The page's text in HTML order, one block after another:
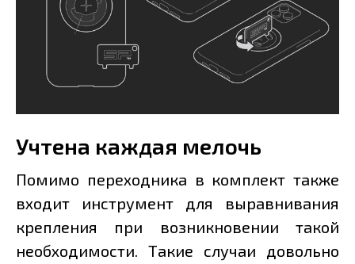
Учтена каждая мелочь
Помимо переходника в комплект также
входит инструмент для выравнивания
крепления при возникновении такой
необходимости. Такие случаи довольно